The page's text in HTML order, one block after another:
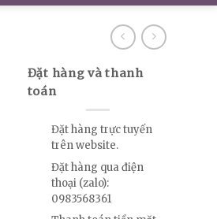
Đặt hàng và thanh
toán
Đặt hàng trực tuyến
trên website.
Đặt hàng qua điện
thoại (zalo):
0983568361